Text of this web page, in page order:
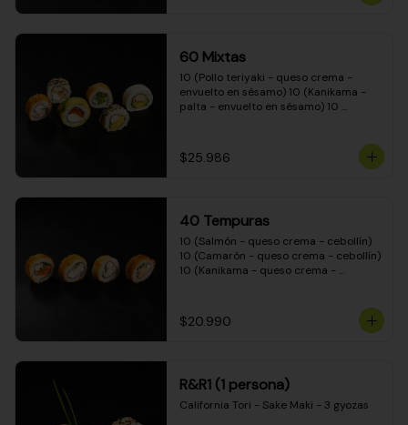
(Pimentón - queso crema - cebollín -
envuelto en masa tempura)
60 Mixtas
10 (Pollo teriyaki - queso crema -
envuelto en sésamo) 10 (Kanikama -
palta - envuelto en sésamo) 10
envuelto en queso crema) 10
(Camarón - queso crema - cebollín -
$25.986
40 Tempuras
10 (Salmón - queso crema - cebollín)
10 (Camarón - queso crema - cebollín)
10 (Kanikama - queso crema -
$20.990
R&R1 (1 persona)
California Tori - Sake Maki - 3 gyozas